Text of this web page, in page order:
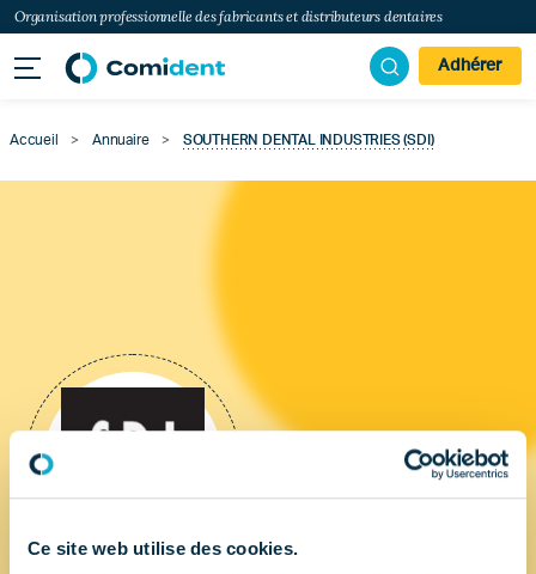
Ce site web utilise des cookies.
Organisation professionnelle des fabricants et distributeurs dentaires
Adhérer
Accueil > Annuaire > SOUTHERN DENTAL INDUSTRIES (SDI)